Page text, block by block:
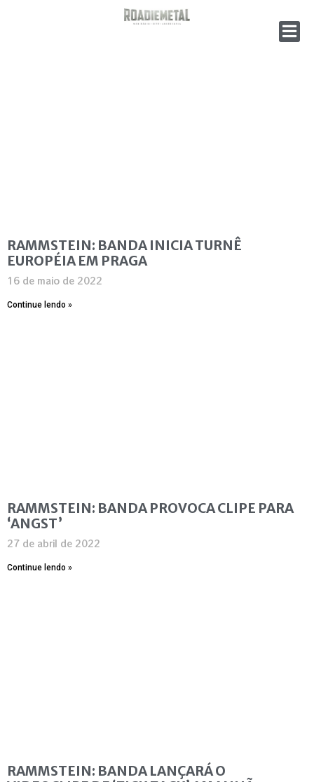
RAMMSTEIN: BANDA INICIA TURNÊ
EUROPÉIA EM PRAGA
16 de maio de 2022
Continue lendo »
RAMMSTEIN: BANDA PROVOCA CLIPE PARA
‘ANGST’
27 de abril de 2022
Continue lendo »
RAMMSTEIN: BANDA LANÇARÁ O